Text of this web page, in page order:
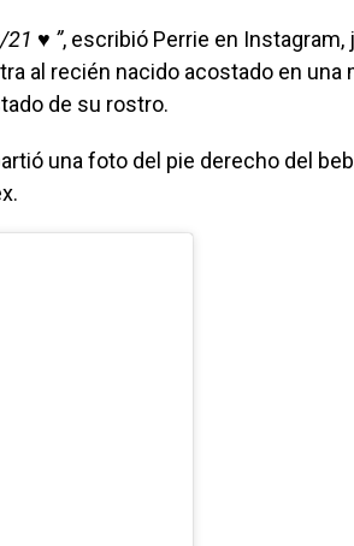
21 ♥ ️”, escribió Perrie en Instagram,
al recién nacido acostado en una
de su rostro.
una foto del pie derecho del